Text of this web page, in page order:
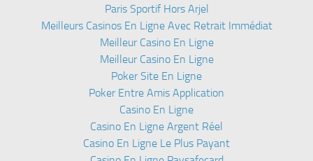
Paris Sportif Hors Arjel
Meilleurs Casinos En Ligne Avec Retrait Immédiat
Meilleur Casino En Ligne
Meilleur Casino En Ligne
Poker Site En Ligne
Poker Entre Amis Application
Casino En Ligne
Casino En Ligne Argent Réel
Casino En Ligne Le Plus Payant